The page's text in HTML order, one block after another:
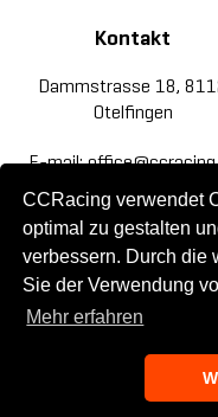
CCRacing verwendet
optimal zu gestalten
verbessern. Durch die
Sie der Verwendung
Mehr erfahren
Kontakt
Dammstrasse 18,
Otelfingen
E-mail:
Tel: +41(0)44 820 30
© 2019 CC